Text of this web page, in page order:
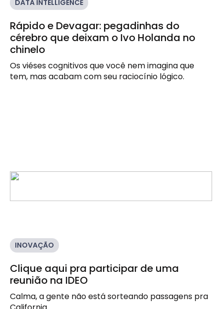
DATA INTELLIGENCE
Rápido e Devagar: pegadinhas do
cérebro que deixam o Ivo Holanda no
chinelo
Os viéses cognitivos que você nem imagina que
tem, mas acabam com seu raciocínio lógico.
INOVAÇÃO
Clique aqui pra participar de uma
reunião na IDEO
Calma, a gente não está sorteando passagens pra